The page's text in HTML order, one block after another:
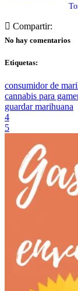
Compartir:
No hay comentarios
Etiquetas:
consumidor de
cannabis para
guardar marihuana